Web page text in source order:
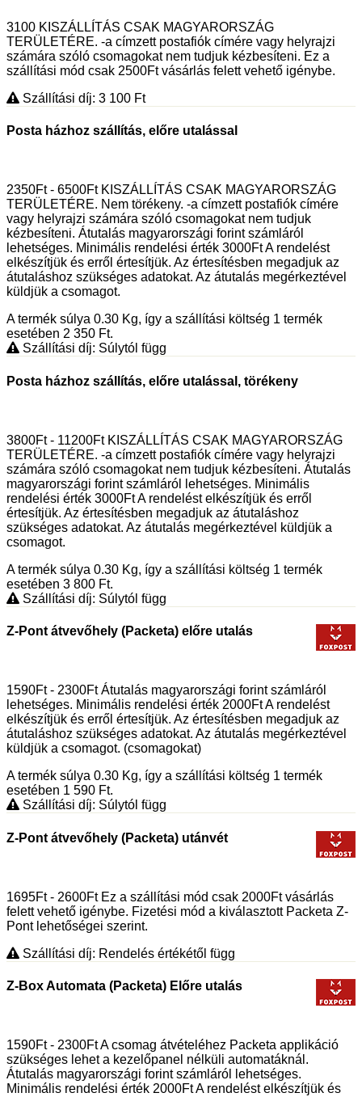
3100 KISZÁLLÍTÁS CSAK MAGYARORSZÁG
TERÜLETÉRE. -a címzett postafiók címére vagy helyrajzi
számára szóló csomagokat nem tudjuk kézbesíteni. Ez a
szállítási mód csak 2500Ft vásárlás felett vehető igénybe.
Szállítási díj: 3 100 Ft
Posta házhoz szállítás, előre utalással
2350Ft - 6500Ft KISZÁLLÍTÁS CSAK MAGYARORSZÁG
TERÜLETÉRE. Nem törékeny. -a címzett postafiók címére
vagy helyrajzi számára szóló csomagokat nem tudjuk
kézbesíteni. Átutalás magyarországi forint számláról
lehetséges. Minimális rendelési érték 3000Ft A rendelést
elkészítjük és erről értesítjük. Az értesítésben megadjuk az
átutaláshoz szükséges adatokat. Az átutalás megérkeztével
küldjük a csomagot.
A termék súlya 0.30 Kg, így a szállítási költség 1 termék
esetében 2 350 Ft.
Szállítási díj: Súlytól függ
Posta házhoz szállítás, előre utalással, törékeny
3800Ft - 11200Ft KISZÁLLÍTÁS CSAK MAGYARORSZÁG
TERÜLETÉRE. -a címzett postafiók címére vagy helyrajzi
számára szóló csomagokat nem tudjuk kézbesíteni. Átutalás
magyarországi forint számláról lehetséges. Minimális
rendelési érték 3000Ft A rendelést elkészítjük és erről
értesítjük. Az értesítésben megadjuk az átutaláshoz
szükséges adatokat. Az átutalás megérkeztével küldjük a
csomagot.
A termék súlya 0.30 Kg, így a szállítási költség 1 termék
esetében 3 800 Ft.
Szállítási díj: Súlytól függ
Z-Pont átvevőhely (Packeta) előre utalás
1590Ft - 2300Ft Átutalás magyarországi forint számláról
lehetséges. Minimális rendelési érték 2000Ft A rendelést
elkészítjük és erről értesítjük. Az értesítésben megadjuk az
átutaláshoz szükséges adatokat. Az átutalás megérkeztével
küldjük a csomagot. (csomagokat)
A termék súlya 0.30 Kg, így a szállítási költség 1 termék
esetében 1 590 Ft.
Szállítási díj: Súlytól függ
Z-Pont átvevőhely (Packeta) utánvét
1695Ft - 2600Ft Ez a szállítási mód csak 2000Ft vásárlás
felett vehető igénybe. Fizetési mód a kiválasztott Packeta Z-
Pont lehetőségei szerint.
Szállítási díj: Rendelés értékétől függ
Z-Box Automata (Packeta) Előre utalás
1590Ft - 2300Ft A csomag átvételéhez Packeta applikáció
szükséges lehet a kezelőpanel nélküli automatáknál.
Átutalás magyarországi forint számláról lehetséges.
Minimális rendelési érték 2000Ft A rendelést elkészítjük és